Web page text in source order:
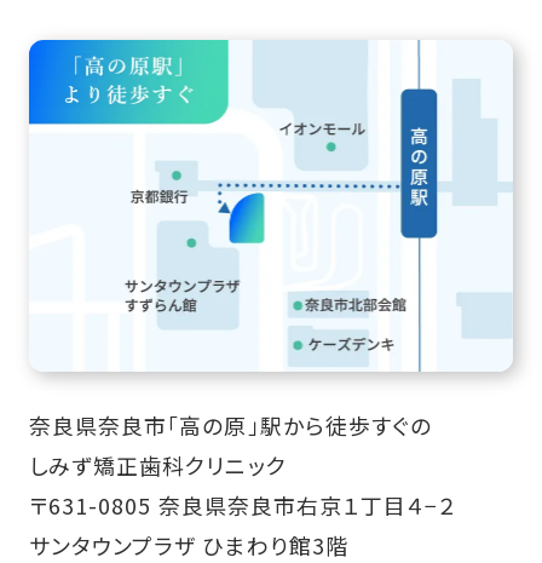
奈良県奈良市「高の原」駅から徒歩すぐの
しみず矯正歯科クリニック
〒631-0805 奈良県奈良市右京１丁目４−２
サンタウンプラザ ひまわり館3階